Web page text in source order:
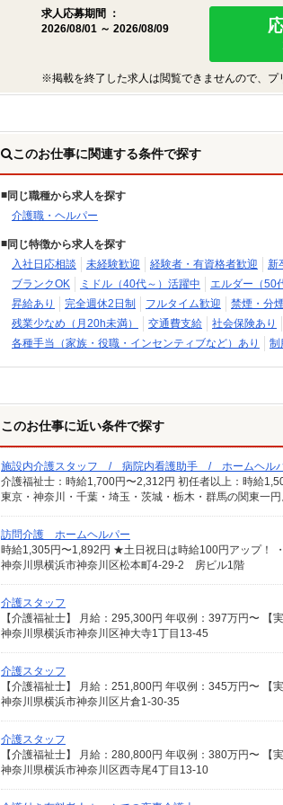
求人応募期間 ：
2026/08/01 ～ 2026/08/09
※掲載を終了した求人は閲覧できませんので、プ
このお仕事に関連する条件で探す
同じ職種から求人を探す
介護職・ヘルパー
同じ特徴から求人を探す
入社日応相談
未経験歓迎 経験者・有資格者歓迎 新
ブランクOK
ミドル（40代～）活躍中 エルダー（50
昇給あり
完全週休2日制 フルタイム歓迎 禁煙・分煙
残業少なめ（月20h未満）
交通費支給 社会保険あり
各種手当（家族・役職・インセンティブなど）あり
制
このお仕事に近い条件で探す
施設内介護スタッフ / 病院内看護助手 / ホームヘル
東京・神奈川・千葉・埼玉・茨城・栃木・群馬の関東一
訪問介護 ホームヘルパー
神奈川県横浜市神奈川区松本町4-29-2 房ビル1階
介護スタッフ
神奈川県横浜市神奈川区神大寺1丁目13-45
介護スタッフ
神奈川県横浜市神奈川区片倉1-30-35
介護スタッフ
神奈川県横浜市神奈川区西寺尾4丁目13-10